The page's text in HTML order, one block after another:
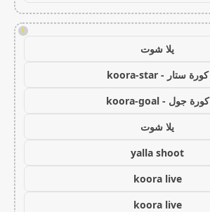
!
يلا شوت
كورة ستار - koora-star
كورة جول - koora-goal
يلا شوت
yalla shoot
koora live
koora live